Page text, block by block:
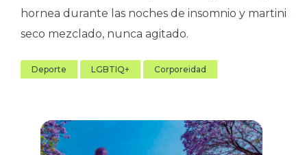
hornea durante las noches de insomnio y martini
seco mezclado, nunca agitado.
Deporte LGBTIQ+ Corporeidad